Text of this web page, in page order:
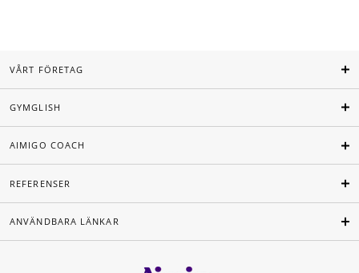
VÅRT FÖRETAG
GYMGLISH
AIMIGO COACH
REFERENSER
ANVÄNDBARA LÄNKAR